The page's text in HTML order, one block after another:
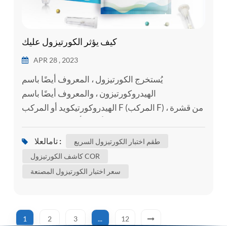
كيف يؤثر الكورتيزول عليك
APR 28 , 2023
يُستخرج الكورتيزول ، المعروف أيضًا باسم
الهيدروكورتيزون ، والمعروف أيضًا باسم
الهيدروكورتيكويد أو المركب F (المركب F) ، من قشرة
الكربوهيدرات. يستخدم الكورتيزول أحيانًا بشكل
هيدروكسيلاز في الميتوكوندريا في قشرة الغدة
تامالعلا :
طقم اختبار الكورتيزول السريع
كاشف الكورتيزول COR
سعر اختبار الكورتيزول المصنعة
1 2 3 ... 12